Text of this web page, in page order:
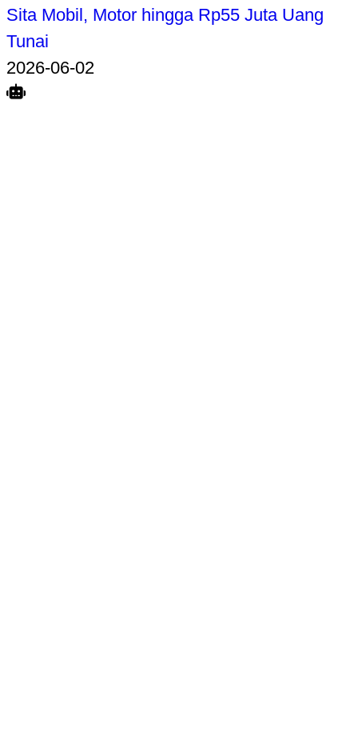
Sita Mobil, Motor hingga Rp55 Juta Uang
Tunai
2026-06-02